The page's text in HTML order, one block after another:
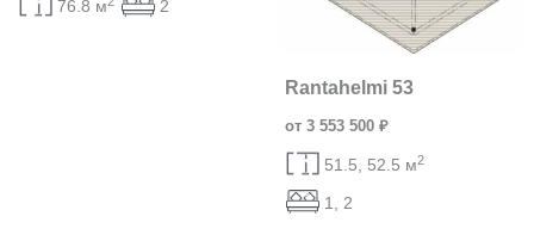
76.8 м 2
Rantahelmi 53
от 3 553 500 ₽
51.5, 52.5 м2
1, 2